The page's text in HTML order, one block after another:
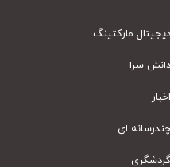
مارکتینگ
سرا
ای